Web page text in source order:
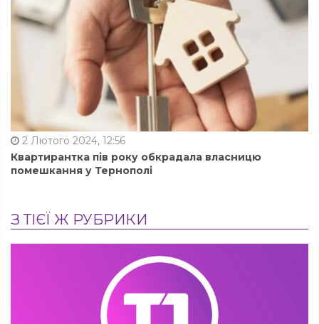
2 Лютого 2024, 12:56
Квартирантка пів року обкрадала власницю
помешкання у Тернополі
З ТІЄЇ Ж РУБРИКИ